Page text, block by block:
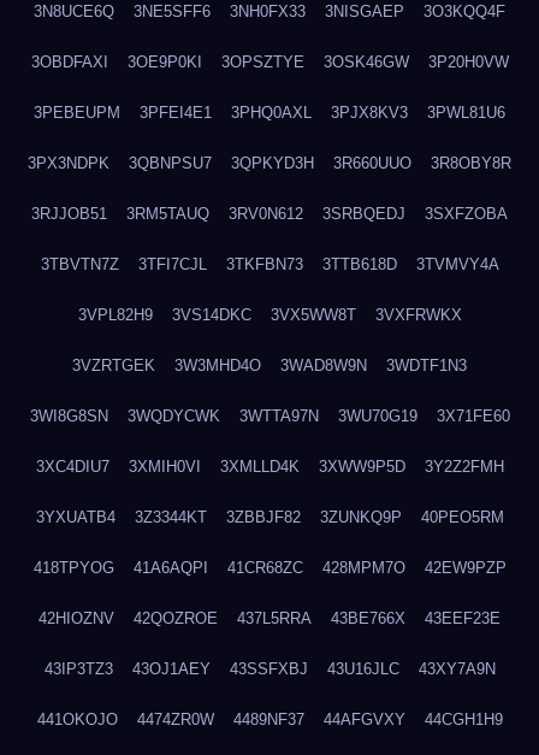
3N8UCE6Q 3NE5SFF6 3NH0FX33 3NISGAEP 3O3KQQ4F
3OBDFAXI 3OE9P0KI 3OPSZTYE 3OSK46GW 3P20H0VW
3PEBEUPM 3PFEI4E1 3PHQ0AXL 3PJX8KV3 3PWL81U6
3PX3NDPK 3QBNPSU7 3QPKYD3H 3R660UUO 3R8OBY8R
3RJJOB51 3RM5TAUQ 3RV0N612 3SRBQEDJ 3SXFZOBA
3TBVTN7Z 3TFI7CJL 3TKFBN73 3TTB618D 3TVMVY4A
3VPL82H9 3VS14DKC 3VX5WW8T 3VXFRWKX
3VZRTGEK 3W3MHD4O 3WAD8W9N 3WDTF1N3
3WI8G8SN 3WQDYCWK 3WTTA97N 3WU70G19 3X71FE60
3XC4DIU7 3XMIH0VI 3XMLLD4K 3XWW9P5D 3Y2Z2FMH
3YXUATB4 3Z3344KT 3ZBBJF82 3ZUNKQ9P 40PEO5RM
418TPYOG 41A6AQPI 41CR68ZC 428MPM7O 42EW9PZP
42HIOZNV 42QOZROE 437L5RRA 43BE766X 43EEF23E
43IP3TZ3 43OJ1AEY 43SSFXBJ 43U16JLC 43XY7A9N
441OKOJO 4474ZR0W 4489NF37 44AFGVXY 44CGH1H9